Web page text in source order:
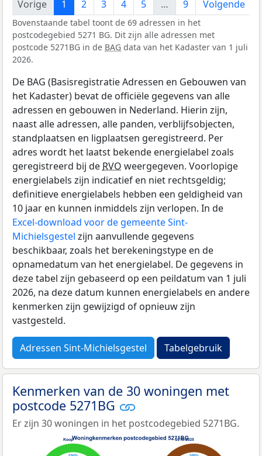
Vorige
1 2 3 4 5 … 9 Volgende
Bovenstaande tabel toont de 69 adressen in het
postcodegebied 5271 BG. Dit zijn alle adressen met
postcode 5271BG in de BAG data van het Kadaster van 1 juli
2026.
De BAG (Basisregistratie Adressen en Gebouwen van
het Kadaster) bevat de officiële gegevens van alle
adressen en gebouwen in Nederland. Hierin zijn,
naast alle adressen, alle panden, verblijfsobjecten,
standplaatsen en ligplaatsen geregistreerd. Per
adres wordt het laatst bekende energielabel zoals
geregistreerd bij de RVO weergegeven. Voorlopige
energielabels zijn indicatief en niet rechtsgeldig;
definitieve energielabels hebben een geldigheid van
10 jaar en kunnen inmiddels zijn verlopen. In de
Excel-download voor de gemeente Sint-
Michielsgestel zijn aanvullende gegevens
beschikbaar, zoals het berekeningstype en de
opnamedatum van het energielabel. De gegevens in
deze tabel zijn gebaseerd op een peildatum van 1 juli
2026, na deze datum kunnen energielabels en andere
kenmerken zijn gewijzigd of opnieuw zijn
vastgesteld.
Adressen Sint-Michielsgestel Tabelgebruik
Kenmerken van de 30 woningen met
postcode 5271BG
Er zijn 30 woningen in het postcodegebied 5271BG.